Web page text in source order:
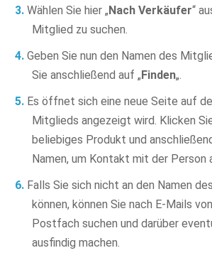
Wählen Sie hier „Nach Verkäufer“
Mitglied zu suchen.
Geben Sie nun den Namen des
Sie anschließend auf „Finden„.
Es öffnet sich eine neue Seite auf
Mitglieds angezeigt wird. Klicken
beliebiges Produkt und
Namen, um Kontakt mit der Person
Falls Sie sich nicht an den Namen
können, können Sie nach E-Mails
Postfach suchen und darüber
ausfindig machen.